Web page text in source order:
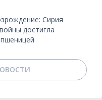
Сирия
достигла